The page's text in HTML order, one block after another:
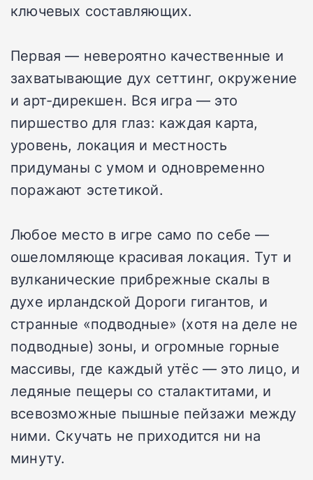
ключевых составляющих.
Первая — невероятно качественные и
захватывающие дух сеттинг, окружение
и арт-дирекшен. Вся игра — это
пиршество для глаз: каждая карта,
уровень, локация и местность
придуманы с умом и одновременно
поражают эстетикой.
Любое место в игре само по себе —
ошеломляюще красивая локация. Тут и
вулканические прибрежные скалы в
духе ирландской Дороги гигантов, и
странные «подводные» (хотя на деле не
подводные) зоны, и огромные горные
массивы, где каждый утёс — это лицо, и
ледяные пещеры со сталактитами, и
всевозможные пышные пейзажи между
ними. Скучать не приходится ни на
минуту.